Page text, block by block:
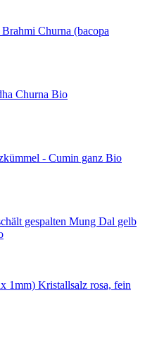
Brahmi Churna (bacopa
Churna Bio
- Cumin ganz Bio
Mung Dal gelb
Kristallsalz rosa, fein